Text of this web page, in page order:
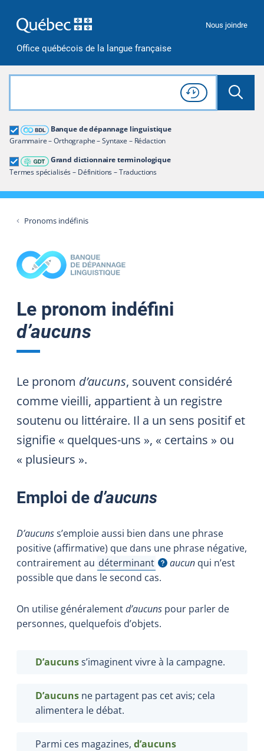
Office québécois de la langue française
Nous joindre
Rechercher dans tout le site
Lancer
Consulter l'
Historique
de recherche
Banque de dépannage linguistique
Grammaire – Orthographe – Syntaxe – Rédaction
Grand dictionnaire terminologique
Termes spécialisés – Définitions – Traductions
Grand dictionnaire terminologique
Restreindre aux termes
Pronoms indéfinis
Le pronom indéfini
d’aucuns
Le pronom d’aucuns, souvent considéré
comme vieilli, appartient à un registre
soutenu ou littéraire. Il a un sens positif et
signifie « quelques-uns », « certains » ou
« plusieurs ».
Emploi de d’aucuns
D’aucunss’emploie aussi bien dans une phrase
positive (affirmative) que dans une phrase négative,
contrairement au déterminant
Afficher l'infobulle
aucun qui n’est
possible que dans le second cas.
On utilise généralementd’aucuns pour parler de
personnes, quelquefois d’objets.
D’aucunss’imaginent vivre à la campagne.
D’aucuns ne partagent pas cet avis; cela
alimentera le débat.
Parmi ces magazines, d’aucuns